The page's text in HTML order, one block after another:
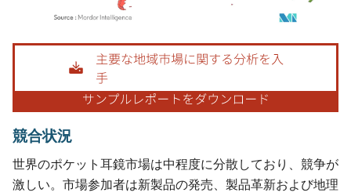
画像 © Mordor Intelligence。再利用にはCC BY 4.0の表示が必要です。
競合状況
世界のポケット耳鏡市場は中程度に分散しており、競争が
激しい。市場参加者は新製品の発売、製品革新および地理